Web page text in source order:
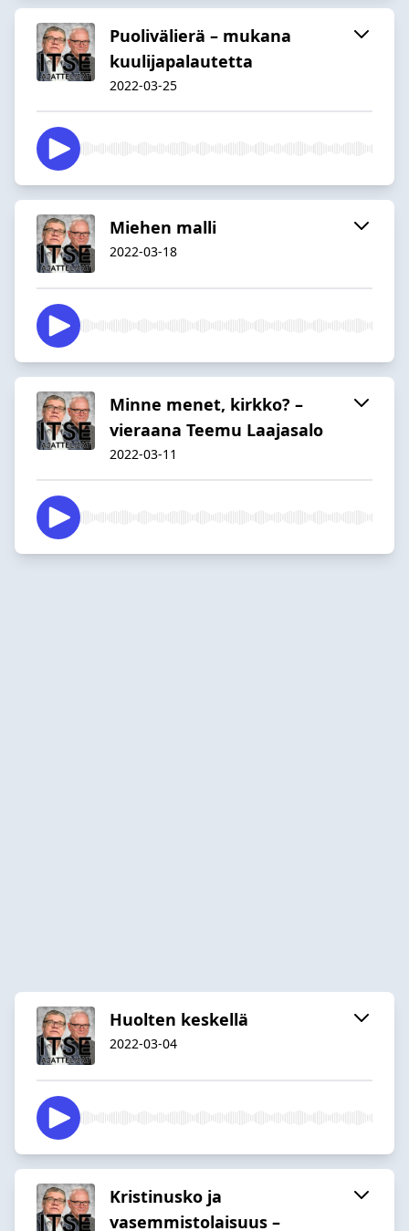
Puolivälierä – mukana
kuulijapalautetta
2022-03-25
Miehen malli
2022-03-18
Minne menet, kirkko? –
vieraana Teemu Laajasalo
2022-03-11
Huolten keskellä
2022-03-04
Kristinusko ja
vasemmistolaisuus –